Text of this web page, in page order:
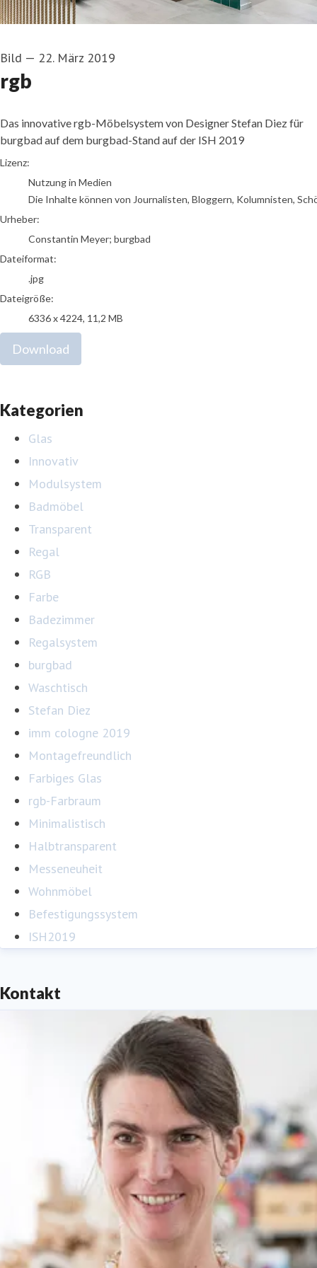
Bild — 22. März 2019
rgb
Das innovative rgb-Möbelsystem von Designer Stefan Diez für
burgbad auf dem burgbad-Stand auf der ISH 2019
Constantin Meyer; burgbad
Lizenz:
Nutzung in Medien
Die Inhalte können von Journalisten, Bloggern, Kolumnisten,
Urheber:
Constantin Meyer; burgbad
Dateiformat:
.jpg
Dateigröße:
6336 x 4224, 11,2 MB
Download
Kategorien
Glas
Innovativ
Modulsystem
Badmöbel
Transparent
Regal
RGB
Farbe
Badezimmer
Regalsystem
burgbad
Waschtisch
Stefan Diez
imm cologne 2019
Montagefreundlich
Farbiges Glas
rgb-Farbraum
Minimalistisch
Halbtransparent
Messeneuheit
Wohnmöbel
Befestigungssystem
ISH2019
Kontakt